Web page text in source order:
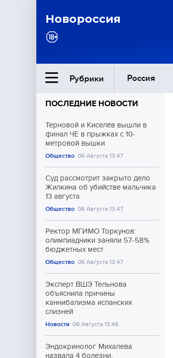
Новороссия
Рубрики Россия
Ближний Восток
Общество
Культура
ПОСЛЕДНИЕ НОВОСТИ
Терновой и Киселёв вышли в
финал ЧЕ в прыжках с 10-
метровой вышки
Общество 06 Августа 13:47
Суд рассмотрит закрыто дело
Жилкина об убийстве мальчика
13 августа
Общество 06 Августа 13:47
Ректор МГИМО Торкунов:
олимпиадники заняли 57-58%
бюджетных мест
Общество 06 Августа 13:47
Эксперт ВШЭ Тельнова
объяснила причины
каннибализма испанских
слизней
Новости 06 Августа 13:46
Эндокринолог Михалева
назвала 4 болезни,